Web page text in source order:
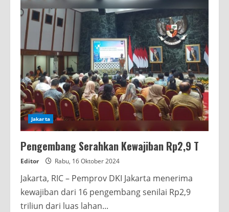
Jakarta
Pengembang Serahkan Kewajiban Rp2,9 T
Editor Rabu, 16 Oktober 2024
Jakarta, RIC – Pemprov DKI Jakarta menerima
kewajiban dari 16 pengembang senilai Rp2,9
triliun dari luas lahan...